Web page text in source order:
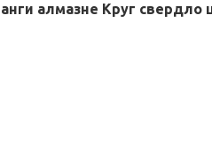
алмазне Круг свердло